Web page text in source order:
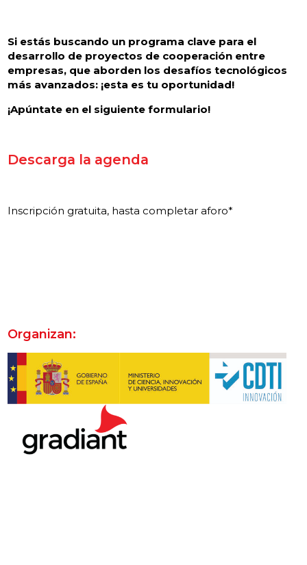
Si estás buscando un programa clave para el
desarrollo de proyectos de cooperación entre
empresas, que aborden los desafíos tecnológicos
más avanzados: ¡esta es tu oportunidad!
¡Apúntate en el siguiente formulario!
Descarga la agenda
Inscripción gratuita, hasta completar aforo*
Organizan: